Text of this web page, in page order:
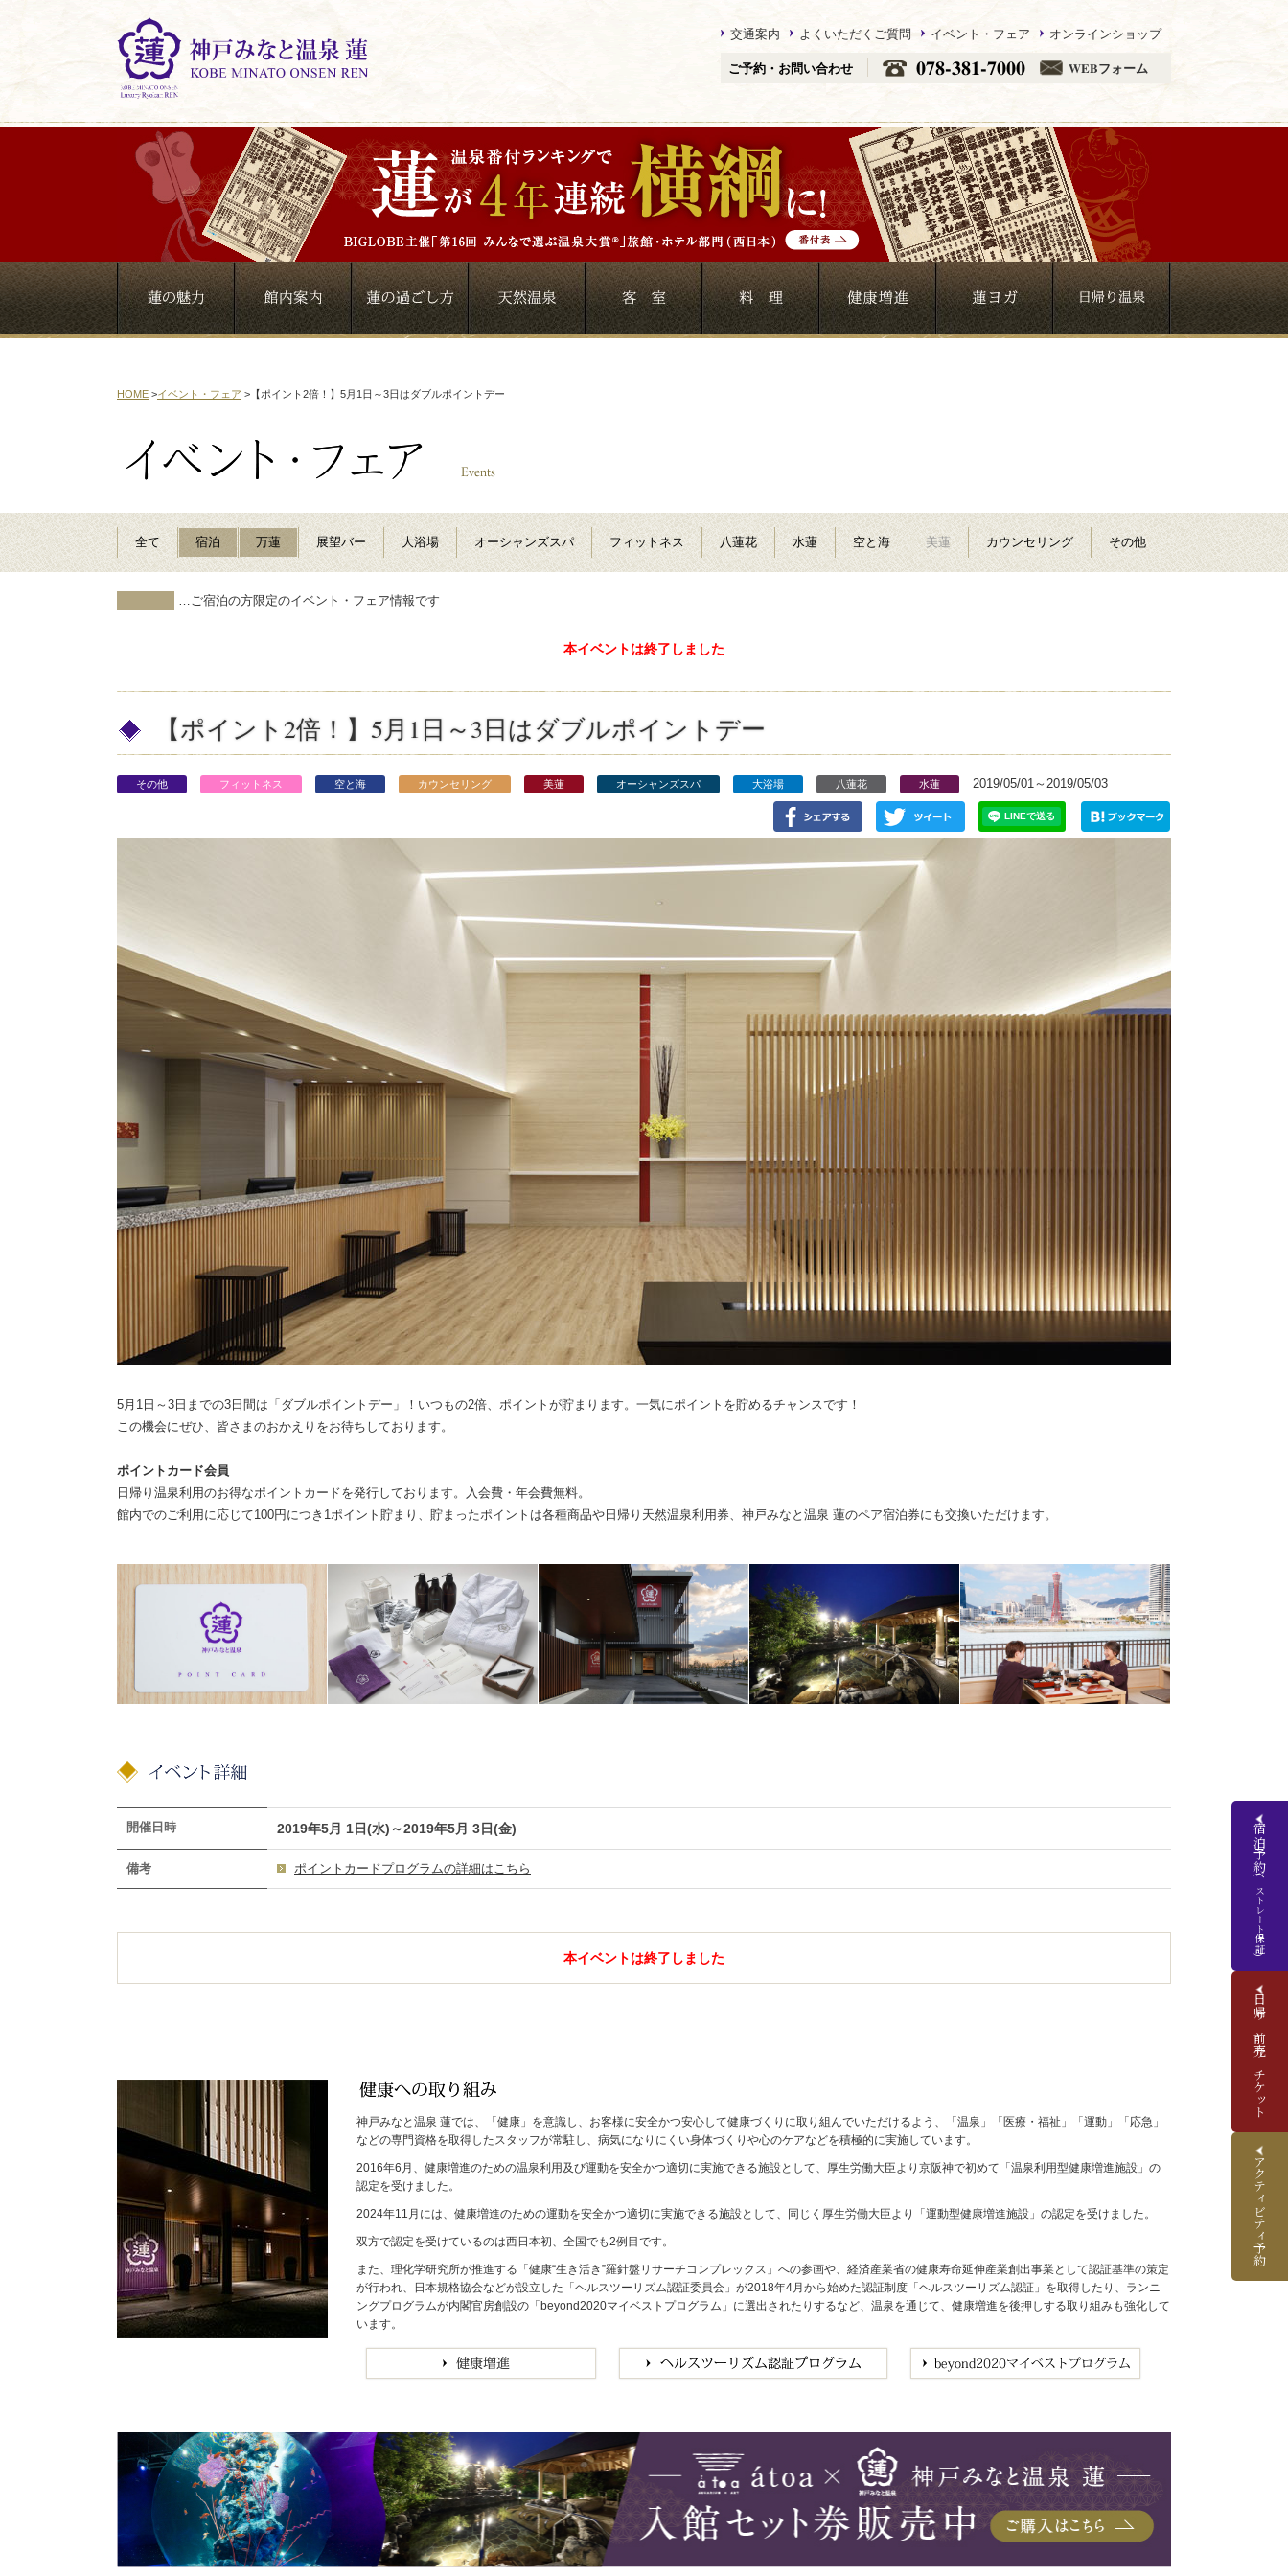
交通案内 よくいただくご質問 イベント・フェア オンラインショップ
ご予約・お問い合わせ 078-381-7000 WEBフォーム
宿泊予約
(ベストレート保証)
日帰り前売りチケット
アクティビティ予約
HOME >イベント・フェア > 【ポイント2倍！】5月1日～3日はダブルポイントデー
全て 宿泊 万蓮 展望バー 大浴場 オーシャンズスパ フィットネス 八蓮花 水蓮 空と海 美蓮 カウンセリング その他
…ご宿泊の方限定のイベント・フェア情報です
本イベントは終了しました
【ポイント2倍！】5月1日～3日はダブルポイントデー
その他 フィットネス 空と海 カウンセリング 美蓮 オーシャンズスパ 大浴場 八蓮花 水蓮 2019/05/01～2019/05/03
5月1日～3日までの3日間は「ダブルポイントデー」！いつもの2倍、ポイントが貯まります。一気にポイントを貯めるチャンスです！
この機会にぜひ、皆さまのおかえりをお待ちしております。
ポイントカード会員
日帰り温泉利用のお得なポイントカードを発行しております。入会費・年会費無料。
館内でのご利用に応じて100円につき1ポイント貯まり、貯まったポイントは各種商品や日帰り天然温泉利用券、神戸みなと温泉 蓮のペア宿泊券にも交換いただけます。
開催日時 2019年5月 1日(水)～2019年5月 3日(金)
備考 ポイントカードプログラムの詳細はこちら
本イベントは終了しました
神戸みなと温泉 蓮では、「健康」を意識し、お客様に安全かつ安心して健康づくりに取り組んでいただけるよう、「温泉」「医療・福祉」「運動」「応急」
などの専門資格を取得したスタッフが常駐し、病気になりにくい身体づくりや心のケアなどを積極的に実施しています。
2016年6月、健康増進のための温泉利用及び運動を安全かつ適切に実施できる施設として、厚生労働大臣より京阪神で初めて「温泉利用型健康増進施設」の
認定を受けました。
2024年11月には、健康増進のための運動を安全かつ適切に実施できる施設として、同じく厚生労働大臣より「運動型健康増進施設」の認定を受けました。
双方で認定を受けているのは西日本初、全国でも2例目です。
また、理化学研究所が推進する「健康“生き活き”羅針盤リサーチコンプレックス」への参画や、経済産業省の健康寿命延伸産業創出事業として認証基準の策定
が行われ、日本規格協会などが設立した「ヘルスツーリズム認証委員会」が2018年4月から始めた認証制度「ヘルスツーリズム認証」を取得したり、ランニ
ングプログラムが内閣官房創設の「beyond2020マイベストプログラム」に選出されたりするなど、温泉を通じて、健康増進を後押しする取り組みも強化して
います。